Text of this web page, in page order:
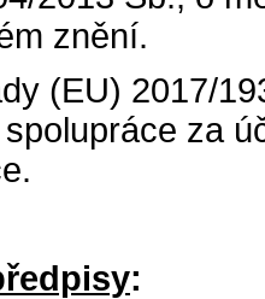
znění.
(EU) 2017/
za
: